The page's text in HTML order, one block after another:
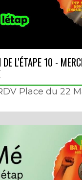
DE L'ÉTAPE 10 -
Place du 22